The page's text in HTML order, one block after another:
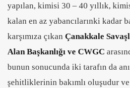
yapılan, kimisi 30 – 40 yıllık,
kalan en az yabancılarınki kadar
karşımıza çıkan Çanakkale
Alan Başkanlığı ve CWGC
bunun sonucunda iki tarafın da
şehitliklerinin bakımlı oluşudur